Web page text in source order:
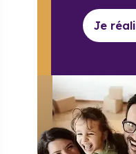
Je